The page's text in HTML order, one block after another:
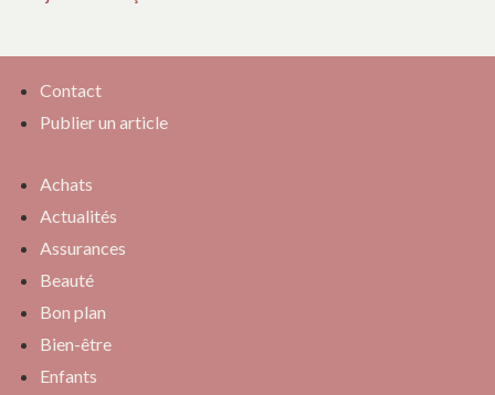
Contact
Publier un article
Achats
Actualités
Assurances
Beauté
Bon plan
Bien-être
Enfants